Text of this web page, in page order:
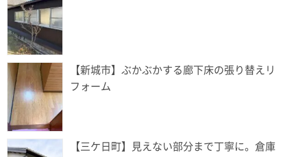
【新城市】ぶかぶかする廊下床の張り替えリ
フォーム
【三ケ日町】見えない部分まで丁寧に。倉庫